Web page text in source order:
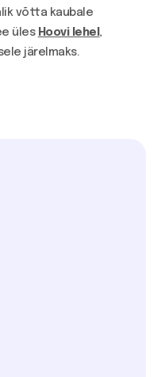
võtta kaubale
üles Hoovi lehel ,
järelmaks.